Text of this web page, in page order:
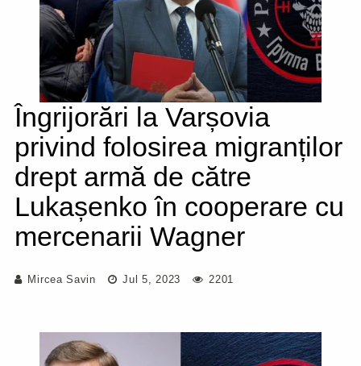
Îngrijorări la Varșovia
privind folosirea migranților
drept armă de către
Lukașenko în cooperare cu
mercenarii Wagner
Mircea Savin Jul 5, 2023 2201